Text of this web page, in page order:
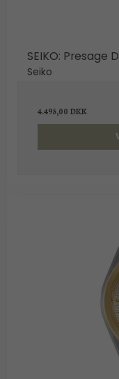
SEIKO: Presage
Seiko
4.495,00 DKK